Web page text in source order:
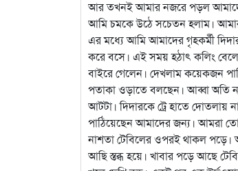
আর তখনই আমার নজরে পড়ল আমাদের
আমি চমকে উঠে সচেতন হলাম। আমার
এর মধ্যে আমি আমাদের গৃহকর্মী
করে বসে। এই সময় হঠাৎ কলিং
বাইরে গেলেন। দেখলাম কয়েকজন
পতাকা ওড়াতে বলছেন। আব্বা অতি
আটটা। দিদারকে ট্রে হাতে
পাঠিয়েছেন আমাদের জন্য। আমরা
নাশতা টেবিলের ওপরই থাকল পড়ে।
আছি স্তব্ধ হয়ে। খাবার পড়ে আছে